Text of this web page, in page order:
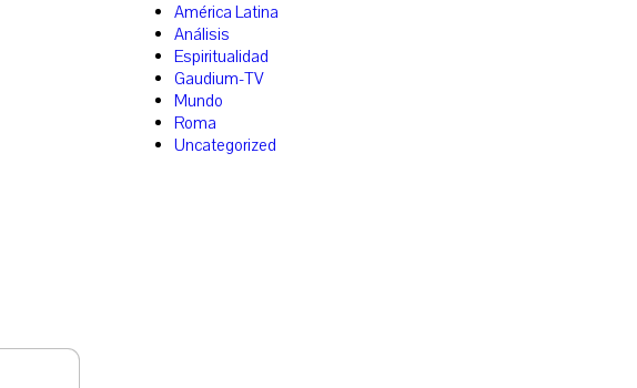
América Latina
Análisis
Espiritualidad
Gaudium-TV
Mundo
Roma
Uncategorized